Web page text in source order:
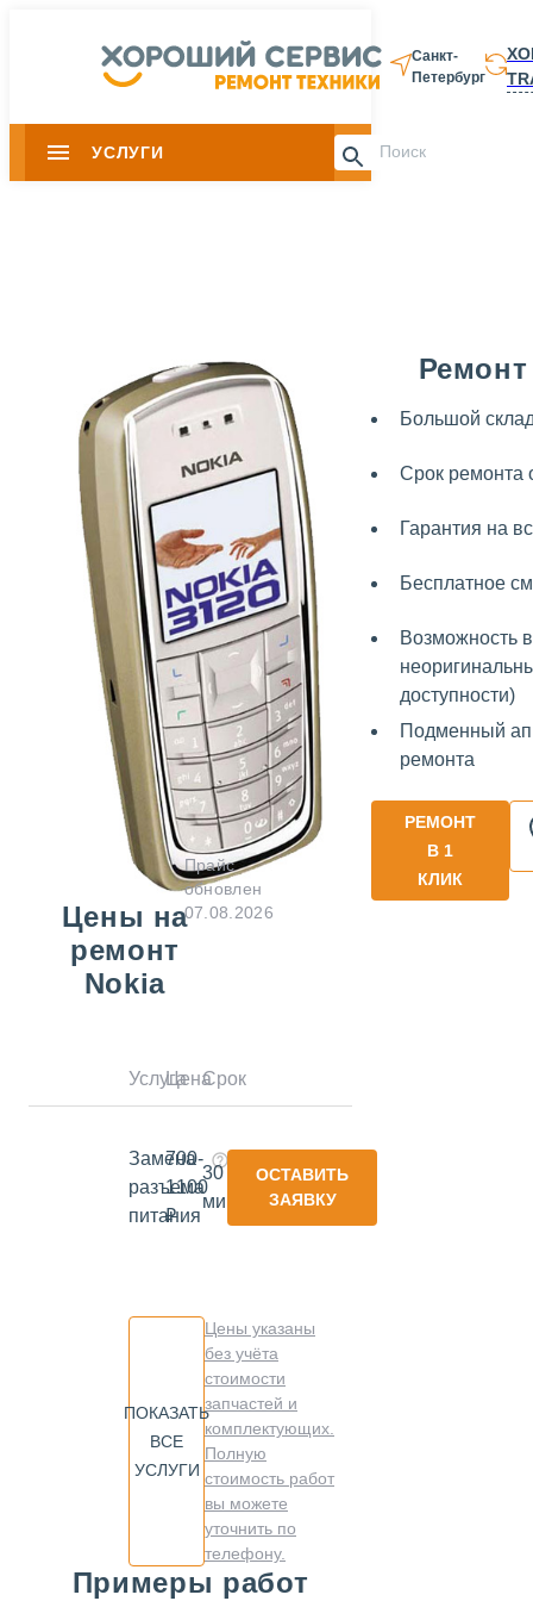
Санкт-
Петербург
УСЛУГИ 8 812 337-
Ремонт
Большой
Срок ремонта
Гарантия на
Бесплатное
Возможность
доступности)
Подменный
ремонта
РЕМОНТ
В 1
КЛИК
Цены на
ремонт
Nokia
Прайс
обновлен
07.08.2026
УслугаЦенаСрок
Замена
разъема
питания
700-
1100
₽
30
минут
ОСТАВИТЬ
ЗАЯВКУ
ПОКАЗАТЬ
ВСЕ
УСЛУГИ
Цены указаны
без учёта
стоимости
запчастей и
комплектующих.
Полную
стоимость работ
вы можете
уточнить по
телефону.
Примеры работ